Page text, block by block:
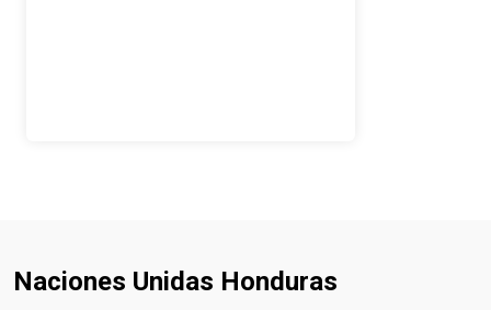
Naciones Unidas Honduras